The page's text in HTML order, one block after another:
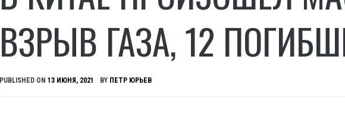
ВЗРЫВ ГАЗА, 12
PUBLISHED ON 13 ИЮНЯ, 2021 BY ПЕТР ЮРЬЕВ